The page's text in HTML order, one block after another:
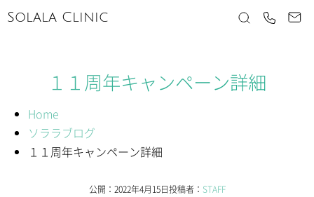
Solala Clinic
Home
ソララブログ
１１周年キャンペーン詳細
１１周年キャンペーン詳細
公開： 2022年4月15日投稿者： STAFF